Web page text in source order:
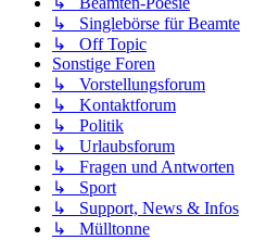
↳ Singlebörse für Beamte
↳ Off Topic
Sonstige Foren
↳ Vorstellungsforum
↳ Kontaktforum
↳ Politik
↳ Urlaubsforum
↳ Fragen und Antworten
↳ Sport
↳ Support, News & Infos
↳ Mülltonne